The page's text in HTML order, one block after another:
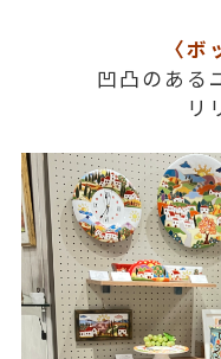
〈ボ
凹凸のある
リ